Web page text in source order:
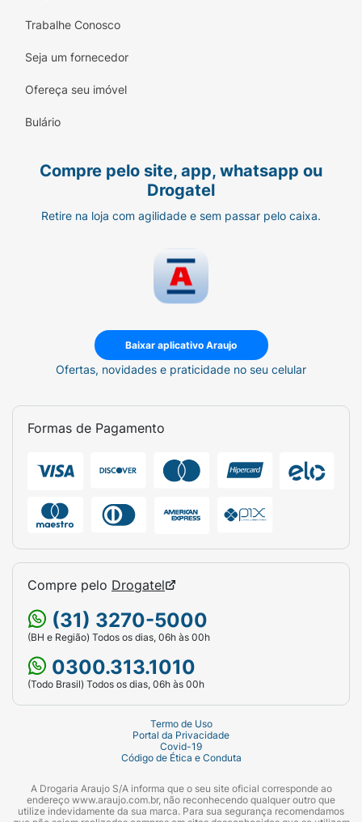
Trabalhe Conosco
Seja um fornecedor
Ofereça seu imóvel
Bulário
Compre pelo site, app, whatsapp ou
Drogatel
Retire na loja com agilidade e sem passar pelo caixa.
Baixar aplicativo Araujo
Ofertas, novidades e praticidade no seu celular
Formas de Pagamento
Compre pelo Drogatel
(31) 3270-5000
(BH e Região) Todos os dias, 06h às 00h
0300.313.1010
(Todo Brasil) Todos os dias, 06h às 00h
Termo de Uso
Portal da Privacidade
Covid-19
Código de Ética e Conduta
A Drogaria Araujo S/A informa que o seu site oficial corresponde ao
endereço www.araujo.com.br, não reconhecendo qualquer outro que
utilize indevidamente da sua marca. Para sua segurança recomendamos